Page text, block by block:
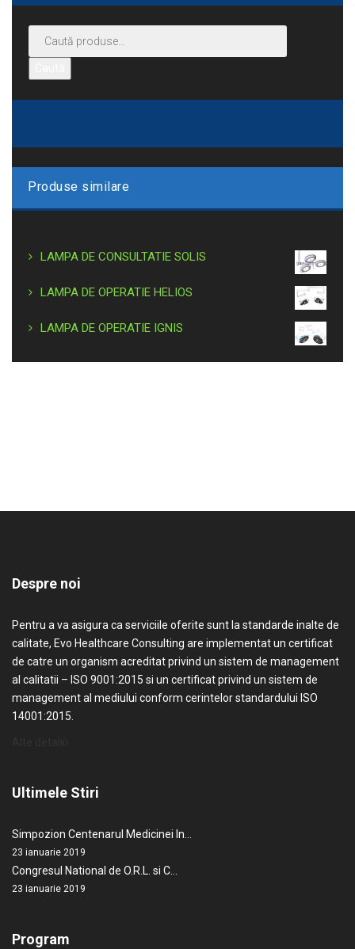
Produse similare
LAMPA DE CONSULTATIE SOLIS
LAMPA DE OPERATIE HELIOS
LAMPA DE OPERATIE IGNIS
Despre noi
Pentru a va asigura ca serviciile oferite sunt la standarde inalte de
calitate, Evo Healthcare Consulting are implementat un certificat
de catre un organism acreditat privind un sistem de management
al calitatii – ISO 9001:2015 si un certificat privind un sistem de
management al mediului conform cerintelor standardului ISO
14001:2015.
Ultimele Stiri
Simpozion Centenarul Medicinei In…
23 ianuarie 2019
Congresul National de O.R.L. si C…
23 ianuarie 2019
Program